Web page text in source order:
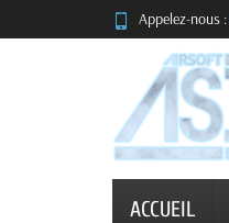
Appelez-nous :
ACCUEIL